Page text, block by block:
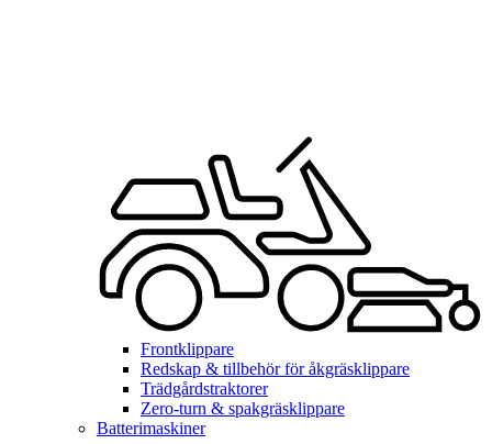
Frontklippare
Redskap & tillbehör för åkgräsklippare
Trädgårdstraktorer
Zero-turn & spakgräsklippare
Batterimaskiner